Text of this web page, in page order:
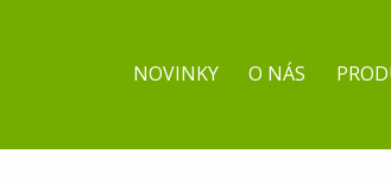
NOVINKY O NÁS